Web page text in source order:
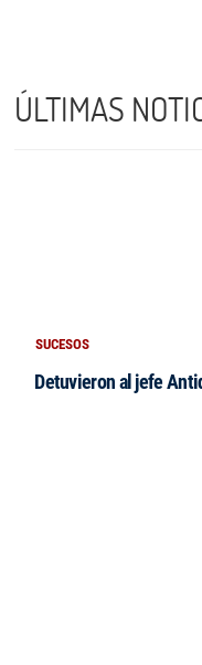
ÚLTIMAS
SUCESOS
Detuvieron al jefe